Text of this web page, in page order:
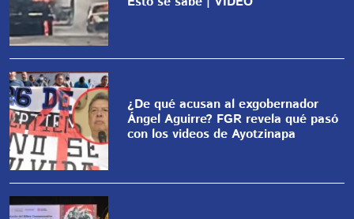
¿De qué acusan al exgobernador
Ángel Aguirre? FGR revela qué pasó
con los videos de Ayotzinapa